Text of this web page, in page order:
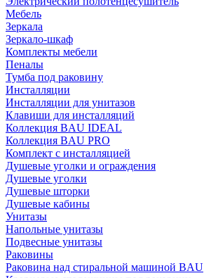
Мебель
Зеркала
Зеркало-шкаф
Комплекты мебели
Пеналы
Тумба под раковину
Инсталляции
Инсталляции для унитазов
Клавиши для инсталляций
Коллекция BAU IDEAL
Коллекция BAU PRO
Комплект с инсталляцией
Душевые уголки и ограждения
Душевые уголки
Душевые шторки
Душевые кабины
Унитазы
Напольные унитазы
Подвесные унитазы
Раковины
Раковина над стиральной машиной BAU